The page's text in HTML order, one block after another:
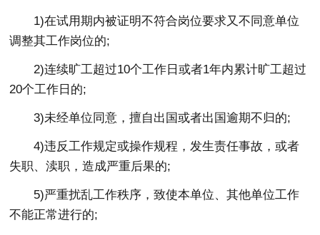
1)在试用期内被证明不符合岗位要求又不同意单位
调整其工作岗位的;
2)连续旷工超过10个工作日或者1年内累计旷工超过
20个工作日的;
3)未经单位同意，擅自出国或者出国逾期不归的;
4)违反工作规定或操作规程，发生责任事故，或者
失职、渎职，造成严重后果的;
5)严重扰乱工作秩序，致使本单位、其他单位工作
不能正常进行的;